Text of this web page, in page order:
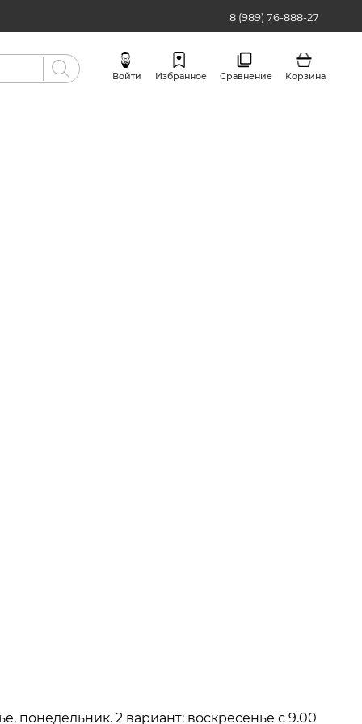
8 (989) 76-888-27
Войти Избранное Сравнение Корзина
понедельник. 2 вариант: воскресенье с 9.00